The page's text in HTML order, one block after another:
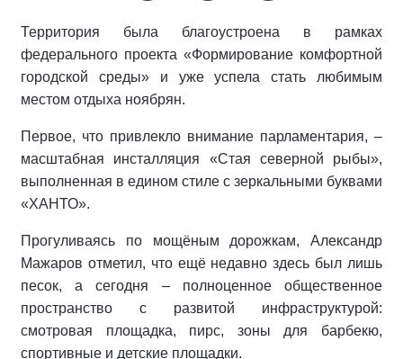
Территория была благоустроена в рамках
федерального проекта «Формирование комфортной
городской среды» и уже успела стать любимым
местом отдыха ноябрян.
Первое, что привлекло внимание парламентария, –
масштабная инсталляция «Стая северной рыбы»,
выполненная в едином стиле с зеркальными буквами
«ХАНТО».
Прогуливаясь по мощёным дорожкам, Александр
Мажаров отметил, что ещё недавно здесь был лишь
песок, а сегодня – полноценное общественное
пространство с развитой инфраструктурой:
смотровая площадка, пирс, зоны для барбекю,
спортивные и детские площадки.